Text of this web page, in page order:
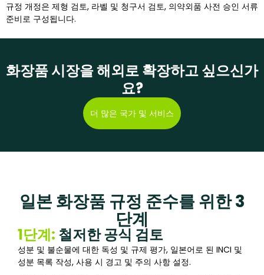
규정 개정은 제형 검토, 라벨 및 청구서 검토, 의약외품 사전 승인 서류
준비로 구성됩니다.
화장품 시장을 해외로 확장하고 싶으신가
요?
더 많은 국가 및 서비스
일본 화장품 규정 준수를 위한 3
단계
1단계: 철저한 공식 검토
성분 및 불순물에 대한 독성 및 규제 평가, 일본어로 된 INCI 및
성분 목록 작성, 사용 시 경고 및 주의 사항 설정.